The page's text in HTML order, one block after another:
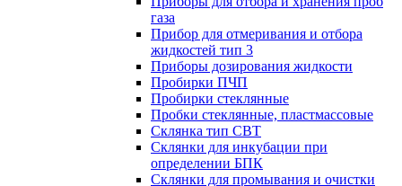
газа
Прибор для отмеривания и отбора
жидкостей тип 3
Приборы дозирования жидкости
Пробирки ПЧП
Пробирки стеклянные
Пробки стеклянные, пластмассовые
Склянка тип СВТ
Склянки для инкубации при
определении БПК
Склянки для промывания и очистки